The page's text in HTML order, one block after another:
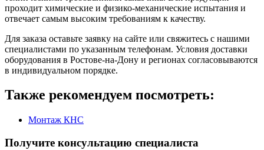
проходит химические и физико-механические испытания и
отвечает самым высоким требованиям к качеству.
Для заказа оставьте заявку на сайте или свяжитесь с нашими
специалистами по указанным телефонам. Условия доставки
оборудования в Ростове-на-Дону и регионах согласовываются
в индивидуальном порядке.
Также рекомендуем посмотреть:
Монтаж КНС
Получите консультацию специалиста